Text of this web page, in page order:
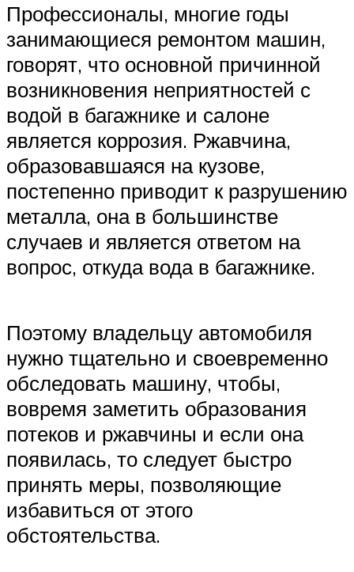
Профессионалы, многие годы
занимающиеся ремонтом машин,
говорят, что основной причинной
возникновения неприятностей с
водой в багажнике и салоне
является коррозия. Ржавчина,
образовавшаяся на кузове,
постепенно приводит к разрушению
металла, она в большинстве
случаев и является ответом на
вопрос, откуда вода в багажнике.
Поэтому владельцу автомобиля
нужно тщательно и своевременно
обследовать машину, чтобы,
вовремя заметить образования
потеков и ржавчины и если она
появилась, то следует быстро
принять меры, позволяющие
избавиться от этого
обстоятельства.